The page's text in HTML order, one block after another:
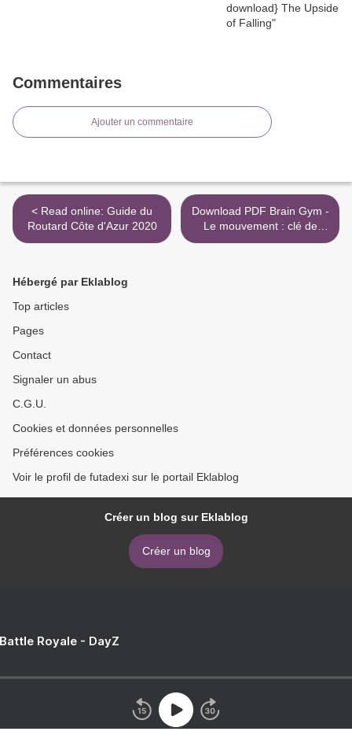
Commentaires
Ajouter un commentaire
< Read online: Guide du
Routard Côte d'Azur 2020
Download PDF Brain Gym -
Le mouvement : clé de
l'apprentissage >
Hébergé par Eklablog
Top articles
Pages
Contact
Signaler un abus
C.G.U.
Cookies et données personnelles
Préférences cookies
Voir le profil de futadexi sur le portail Eklablog
Créer un blog sur Eklablog
Créer un blog
Royale - DayZ